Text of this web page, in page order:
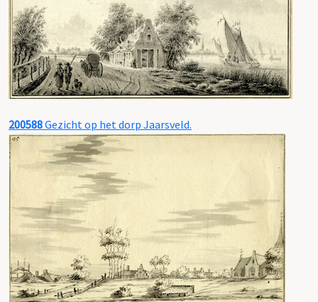
200588Gezicht op het dorp Jaarsveld.